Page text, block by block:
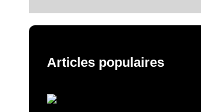
Articles populaires